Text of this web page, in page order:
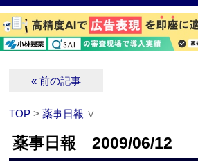
« 前の記事
TOP >薬事日報 ∨
薬事日報 2009/06/12